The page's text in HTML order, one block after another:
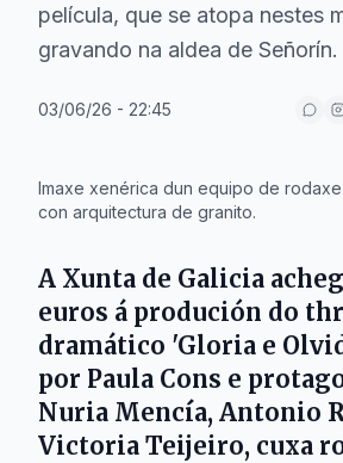
película, que se atopa nestes
gravando na aldea de Señorín.
03/06/26 - 22:45
Imaxe xenérica dun equipo de
con arquitectura de granito.
A Xunta de Galicia
euros á produción do
dramático 'Gloria e
por Paula Cons e
Nuria Mencía, Antonio
Victoria Teijeiro, cuxa